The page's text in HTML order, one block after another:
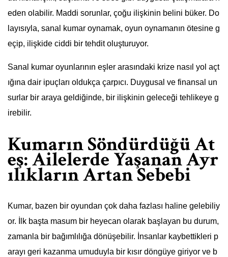
eden olabilir. Maddi sorunlar, çoğu ilişkinin belini büker. Do
layısıyla, sanal kumar oynamak, oyun oynamanın ötesine g
eçip, ilişkide ciddi bir tehdit oluşturuyor.
Sanal kumar oyunlarının eşler arasındaki krize nasıl yol açt
ığına dair ipuçları oldukça çarpıcı. Duygusal ve finansal un
surlar bir araya geldiğinde, bir ilişkinin geleceği tehlikeye g
irebilir.
Kumarın Söndürdüğü At
eş: Ailelerde Yaşanan Ayr
ılıkların Artan Sebebi
Kumar, bazen bir oyundan çok daha fazlası haline gelebiliy
or. İlk başta masum bir heyecan olarak başlayan bu durum,
zamanla bir bağımlılığa dönüşebilir. İnsanlar kaybettikleri p
arayı geri kazanma umuduyla bir kısır döngüye giriyor ve b